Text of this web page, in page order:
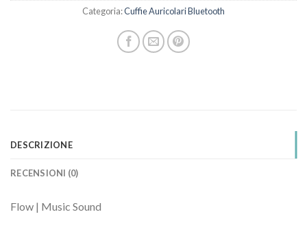
Categoria:Cuffie Auricolari Bluetooth
DESCRIZIONE
RECENSIONI (0)
Flow | Music Sound